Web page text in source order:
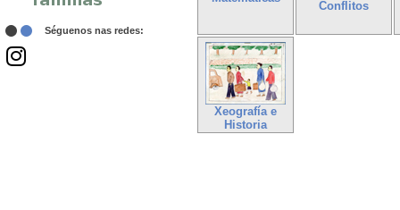
Séguenos nas redes:
Conflitos
Xeografía e
Historia